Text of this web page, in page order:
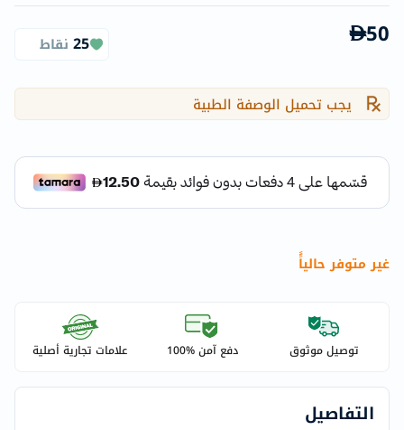
50
25 نقاط
يجب تحميل الوصفة الطبية
غير متوفر حالياًً
توصيل موثوق دفع آمن %100 علامات تجارية أصلية
التفاصيل